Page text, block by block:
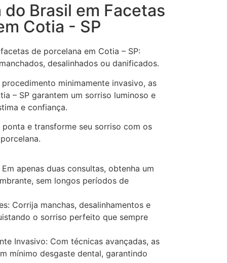
Brasil em Facetas
Cotia - SP
de porcelana em Cotia – SP:
desalinhados ou danificados.
minimamente invasivo, as
– SP garantem um sorriso luminoso e
e confiança.
e transforme seu sorriso com os
apenas duas consultas, obtenha um
sem longos períodos de
Corrija manchas, desalinhamentos e
o sorriso perfeito que sempre
Invasivo: Com técnicas avançadas, as
mínimo desgaste dental, garantindo